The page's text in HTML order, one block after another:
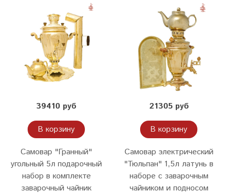
39410 руб
В корзину
Самовар "Гранный"
угольный 5л подарочный
набор в комплекте
заварочный чайник
21305 руб
В корзину
Самовар электрический
"Тюльпан" 1,5л латунь в
наборе с заварочным
чайником и подносом